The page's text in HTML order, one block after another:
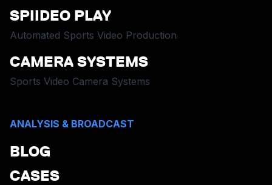
SPIIDEO PLAY
Automated Sports Video Production
CAMERA SYSTEMS
Sports Video Camera Systems
ANALYSIS & BROADCAST
BLOG
CASES